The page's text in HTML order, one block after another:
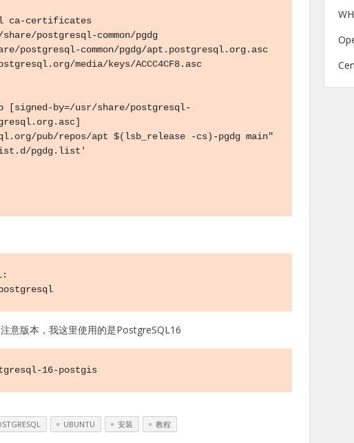
ca-certificates
postgresql-common/pgdg
postgresql-common/pgdg/apt.postgresql.org.asc
media/keys/ACCC4CF8.asc
[signed-by=/usr/share/postgresql-
pub/repos/apt $(lsb_release -cs)-pgdg main"
pgdg.list'
注意版本，我这里使用的是PostgreSQL16
16-postgis
UBUNTU 安装 教程